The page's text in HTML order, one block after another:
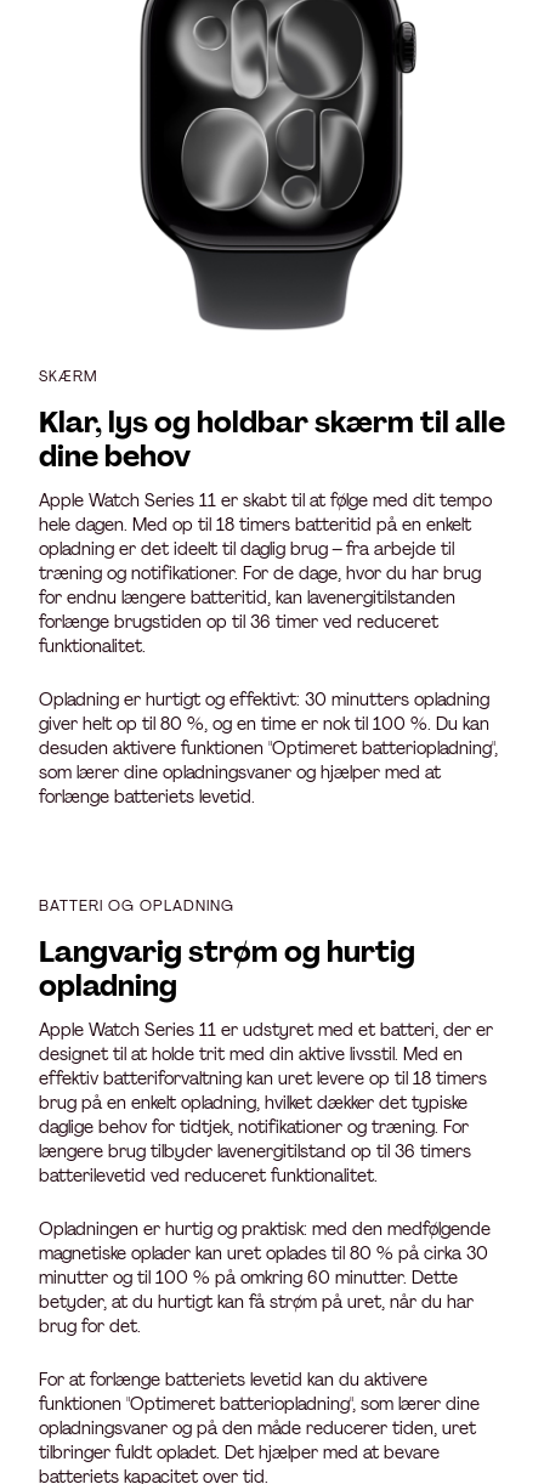
SKÆRM
Klar, lys og holdbar skærm til alle
dine behov
Apple Watch Series 11 er skabt til at følge med dit tempo
hele dagen. Med op til 18 timers batteritid på en enkelt
opladning er det ideelt til daglig brug – fra arbejde til
træning og notifikationer. For de dage, hvor du har brug
for endnu længere batteritid, kan lavenergitilstanden
forlænge brugstiden op til 36 timer ved reduceret
funktionalitet.
Opladning er hurtigt og effektivt: 30 minutters opladning
giver helt op til 80 %, og en time er nok til 100 %. Du kan
desuden aktivere funktionen "Optimeret batteriopladning",
som lærer dine opladningsvaner og hjælper med at
forlænge batteriets levetid.
BATTERI OG OPLADNING
Langvarig strøm og hurtig
opladning
Apple Watch Series 11 er udstyret med et batteri, der er
designet til at holde trit med din aktive livsstil. Med en
effektiv batteriforvaltning kan uret levere op til 18 timers
brug på en enkelt opladning, hvilket dækker det typiske
daglige behov for tidtjek, notifikationer og træning. For
længere brug tilbyder lavenergitilstand op til 36 timers
batterilevetid ved reduceret funktionalitet.
Opladningen er hurtig og praktisk: med den medfølgende
magnetiske oplader kan uret oplades til 80 % på cirka 30
minutter og til 100 % på omkring 60 minutter. Dette
betyder, at du hurtigt kan få strøm på uret, når du har
brug for det.
For at forlænge batteriets levetid kan du aktivere
funktionen "Optimeret batteriopladning", som lærer dine
opladningsvaner og på den måde reducerer tiden, uret
tilbringer fuldt opladet. Det hjælper med at bevare
batteriets kapacitet over tid.